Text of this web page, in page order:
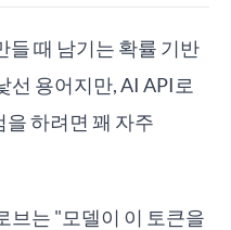
들 때 남기는 확률 기반
선 용어지만, AI API로
을 하려면 꽤 자주
브는 "모델이 이 토큰을